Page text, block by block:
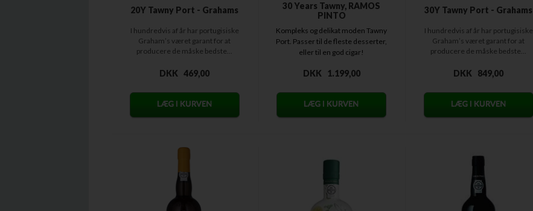
20Y Tawny Port - Grahams
I hundredvis af år har portugisiske
Graham’s været garant for at
producere de måske bedste...
DKK 469,00
30 Years Tawny, RAMOS
PINTO
Kompleks og delikat moden Tawny
Port. Passer til de fleste desserter,
eller til en god cigar!
DKK 1.199,00
30Y Tawny Port - Grahams
I hundredvis af år har portugisiske
Graham’s været garant for at
producere de måske bedste...
DKK 849,00